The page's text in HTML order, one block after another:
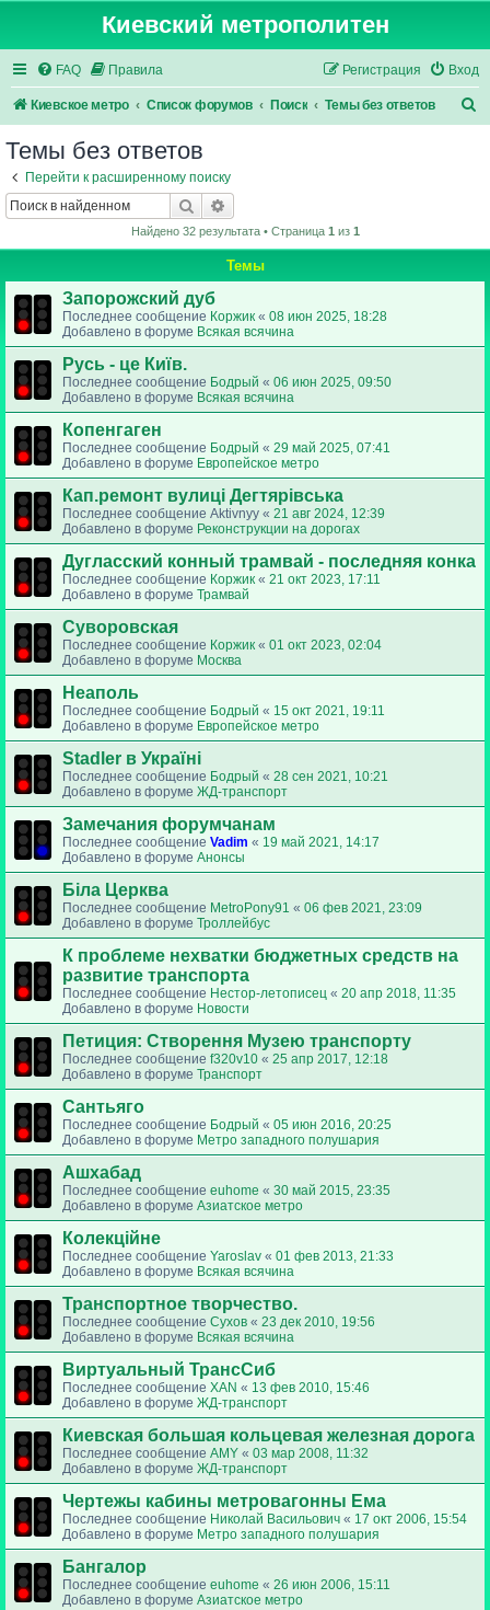
Киевский метрополитен
FAQ Правила Вход
Регистрация
Киевское метро Список форумов Поиск Темы без ответов
Темы без ответов
Перейти к расширенному поиску
Поиск
Найдено 32 результата • Страница 1из 1
Темы
Запорожский дуб
Последнее сообщение Коржик « 08 июн 2025, 18:28
Добавлено в форуме Всякая всячина
Русь - це Київ.
Последнее сообщение Бодрый « 06 июн 2025, 09:50
Добавлено в форуме Всякая всячина
Копенгаген
Последнее сообщение Бодрый « 29 май 2025, 07:41
Добавлено в форуме Европейское метро
Кап.ремонт вулиці Дегтярівська
Последнее сообщение Aktivnyy « 21 авг 2024, 12:39
Добавлено в форуме Реконструкции на дорогах
Дугласский конный трамвай - последняя конка
Последнее сообщение Коржик « 21 окт 2023, 17:11
Добавлено в форуме Трамвай
Суворовская
Последнее сообщение Коржик « 01 окт 2023, 02:04
Добавлено в форуме Москва
Неаполь
Последнее сообщение Бодрый « 15 окт 2021, 19:11
Добавлено в форуме Европейское метро
Stadler в Україні
Последнее сообщение Бодрый « 28 сен 2021, 10:21
Добавлено в форуме ЖД-транспорт
Замечания форумчанам
Последнее сообщение Vadim « 19 май 2021, 14:17
Добавлено в форуме Анонсы
Біла Церква
Последнее сообщение MetroPony91 « 06 фев 2021, 23:09
Добавлено в форуме Троллейбус
К проблеме нехватки бюджетных средств на
развитие транспорта
Последнее сообщение Нестор-летописец « 20 апр 2018, 11:35
Добавлено в форуме Новости
Петиция: Cтворення Музею транспорту
Последнее сообщение f320v10 « 25 апр 2017, 12:18
Добавлено в форуме Транспорт
Сантьяго
Последнее сообщение Бодрый « 05 июн 2016, 20:25
Добавлено в форуме Метро западного полушария
Ашхабад
Последнее сообщение euhome « 30 май 2015, 23:35
Добавлено в форуме Азиатское метро
Колекційне
Последнее сообщение Yaroslav « 01 фев 2013, 21:33
Добавлено в форуме Всякая всячина
Транспортное творчество.
Последнее сообщение Сухов « 23 дек 2010, 19:56
Добавлено в форуме Всякая всячина
Виртуальный ТрансСиб
Последнее сообщение XAN « 13 фев 2010, 15:46
Добавлено в форуме ЖД-транспорт
Киевская большая кольцевая железная дорога
Последнее сообщение AMY « 03 мар 2008, 11:32
Добавлено в форуме ЖД-транспорт
Чертежы кабины метровагонны Ема
Последнее сообщение Николай Васильович « 17 окт 2006, 15:54
Добавлено в форуме Метро западного полушария
Бангалор
Последнее сообщение euhome « 26 июн 2006, 15:11
Добавлено в форуме Азиатское метро